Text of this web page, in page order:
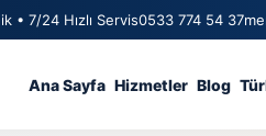
• 7/24 Hızlı Servis0533 774 54 37
Ana Sayfa Hizmetler Blog